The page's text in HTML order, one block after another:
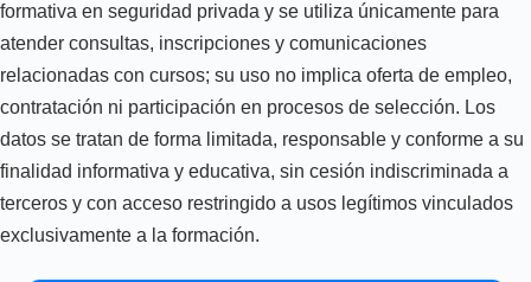
formativa en seguridad privada y se utiliza únicamente para
atender consultas, inscripciones y comunicaciones
relacionadas con cursos; su uso no implica oferta de empleo,
contratación ni participación en procesos de selección. Los
datos se tratan de forma limitada, responsable y conforme a su
finalidad informativa y educativa, sin cesión indiscriminada a
terceros y con acceso restringido a usos legítimos vinculados
exclusivamente a la formación.